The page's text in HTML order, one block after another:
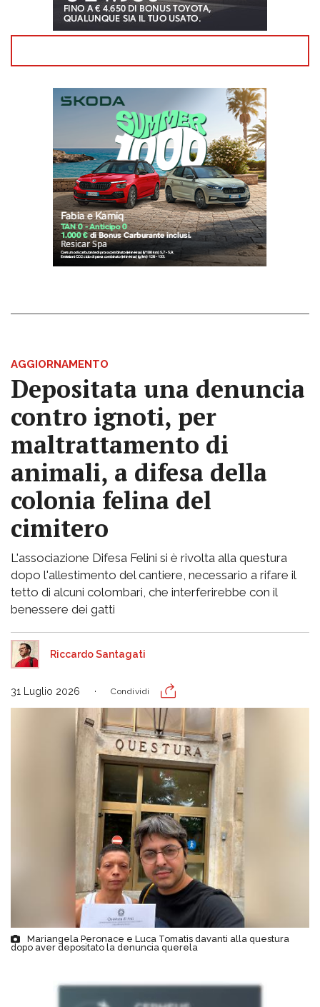
AGGIORNAMENTO
Depositata una denuncia
contro ignoti, per
maltrattamento di
animali, a difesa della
colonia felina del
cimitero
L'associazione Difesa Felini si è rivolta alla questura
dopo l'allestimento del cantiere, necessario a rifare il
tetto di alcuni colombari, che interferirebbe con il
benessere dei gatti
Riccardo Santagati
31 Luglio 2026 Condividi
Mariangela Peronace e Luca Tomatis davanti alla questura
dopo aver depositato la denuncia querela